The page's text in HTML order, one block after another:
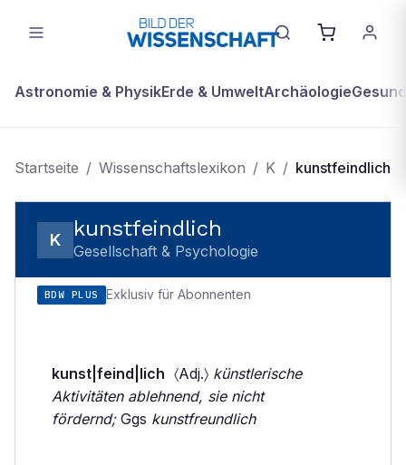
Astronomie & PhysikErde & UmweltArchäologie
Startseite / Wissenschaftslexikon / K / kunstfeindlich
K kunstfeindlich
Gesellschaft & Psychologie
BDW PLUS Exklusiv für Abonnenten
kunst|feind|lich 〈Adj.〉 künstlerische
Aktivitäten ablehnend, sie nicht
fördernd;Ggs kunstfreundlich